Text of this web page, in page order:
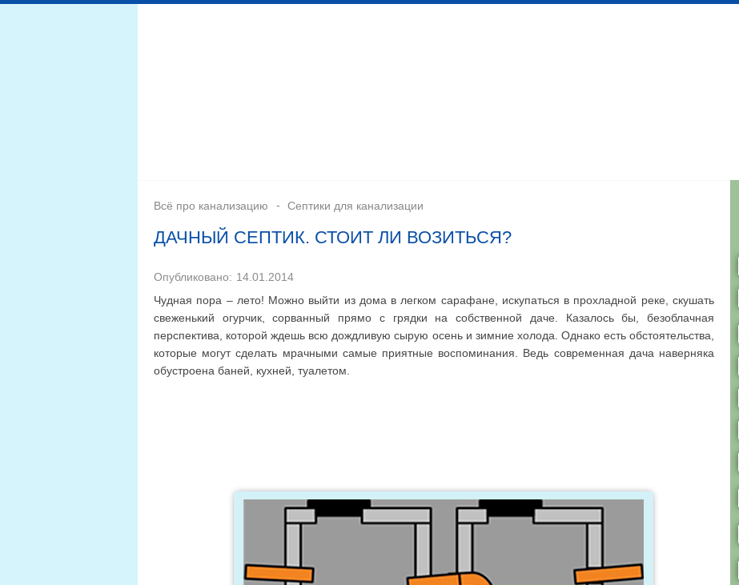
Всё про канализацию Септики для канализации
ДАЧНЫЙ СЕПТИК. СТОИТ ЛИ ВОЗИТЬСЯ?
Опубликовано: 14.01.2014
Чудная пора – лето! Можно выйти из дома в легком сарафане, искупаться в прохладной реке, скушать
свеженький огурчик, сорванный прямо с грядки на собственной даче. Казалось бы, безоблачная
перспектива, которой ждешь всю дождливую сырую осень и зимние холода. Однако есть обстоятельства,
которые могут сделать мрачными самые приятные воспоминания. Ведь современная дача наверняка
обустроена баней, кухней, туалетом.